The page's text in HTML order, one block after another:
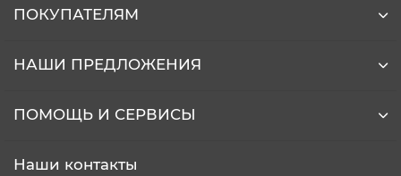
ПОКУПАТЕЛЯМ
НАШИ ПРЕДЛОЖЕНИЯ
ПОМОЩЬ И СЕРВИСЫ
Наши контакты